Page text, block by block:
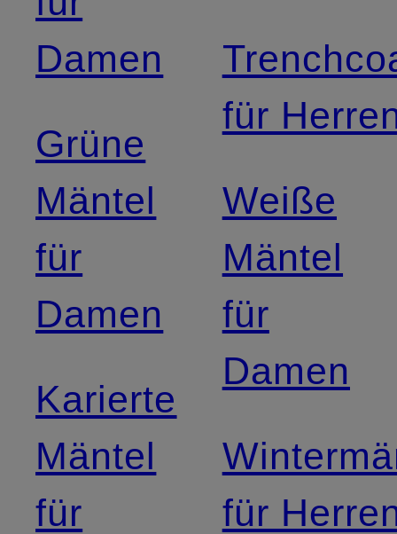
Damen
Grüne
Mäntel
für
Damen
Karierte
Mäntel
für
für
Weiße
Mäntel
für
Damen
für